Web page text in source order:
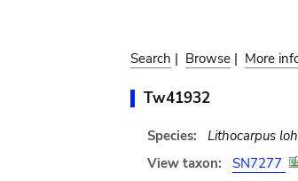
Search | Browse | More
Tw41932
Species:
Lithocarpus
View taxon:
SN7277